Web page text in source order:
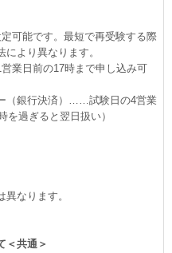
可能です。最短で再受験する際
より異なります。
業日前の17時まで申し込み可
（銀行決済）……試験日の4営業
を過ぎると翌日扱い）
なります。
＜共通＞